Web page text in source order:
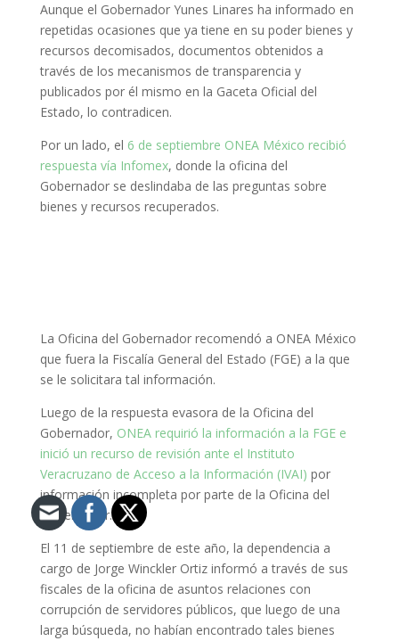
Aunque el Gobernador Yunes Linares ha informado en
repetidas ocasiones que ya tiene en su poder bienes y
recursos decomisados, documentos obtenidos a
través de los mecanismos de transparencia y
publicados por él mismo en la Gaceta Oficial del
Estado, lo contradicen.
Por un lado, el 6 de septiembre ONEA México recibió
respuesta vía Infomex, donde la oficina del
Gobernador se deslindaba de las preguntas sobre
bienes y recursos recuperados.
La Oficina del Gobernador recomendó a ONEA México
que fuera la Fiscalía General del Estado (FGE) a la que
se le solicitara tal información.
Luego de la respuesta evasora de la Oficina del
Gobernador, ONEA requirió la información a la FGE e
inició un recurso de revisión ante el Instituto
Veracruzano de Acceso a la Información (IVAI) por
información incompleta por parte de la Oficina del
Gobernador.
El 11 de septiembre de este año, la dependencia a
cargo de Jorge Winckler Ortiz informó a través de sus
fiscales de la oficina de asuntos relaciones con
corrupción de servidores públicos, que luego de una
larga búsqueda, no habían encontrado tales bienes